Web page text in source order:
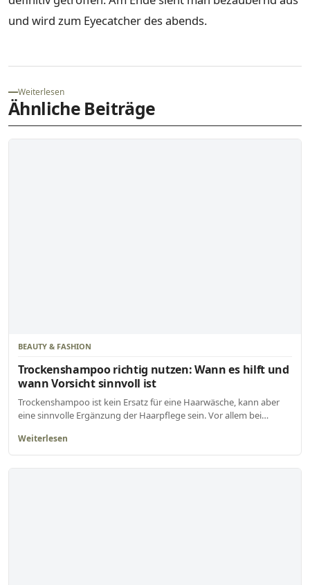
und wird zum Eyecatcher des abends.
Weiterlesen
Ähnliche Beiträge
BEAUTY & FASHION
Trockenshampoo richtig nutzen: Wann es hilft und
wann Vorsicht sinnvoll ist
Trockenshampoo ist kein Ersatz für eine Haarwäsche, kann aber
eine sinnvolle Ergänzung der Haarpflege sein. Vor allem bei…
Weiterlesen